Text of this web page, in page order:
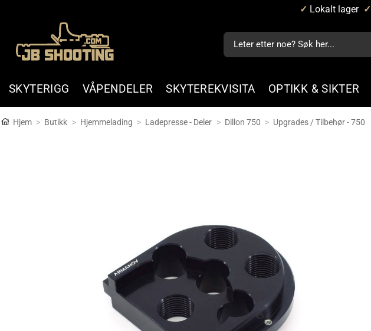
content
✓ Lokalt lager ✓
Søk
etter:
SKYTERIGG VÅPENDELER SKYTEREKVISITA OPTIKK & SIKTER
Hjem > Butikk > Hjemmelading > Ladepresse - Deler > Dillon 750 > Upgrades / Tilbehør - 750